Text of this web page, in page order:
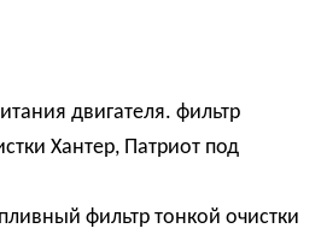
двигателя. фильтр
Хантер, Патриот под
фильтр тонкой очистки